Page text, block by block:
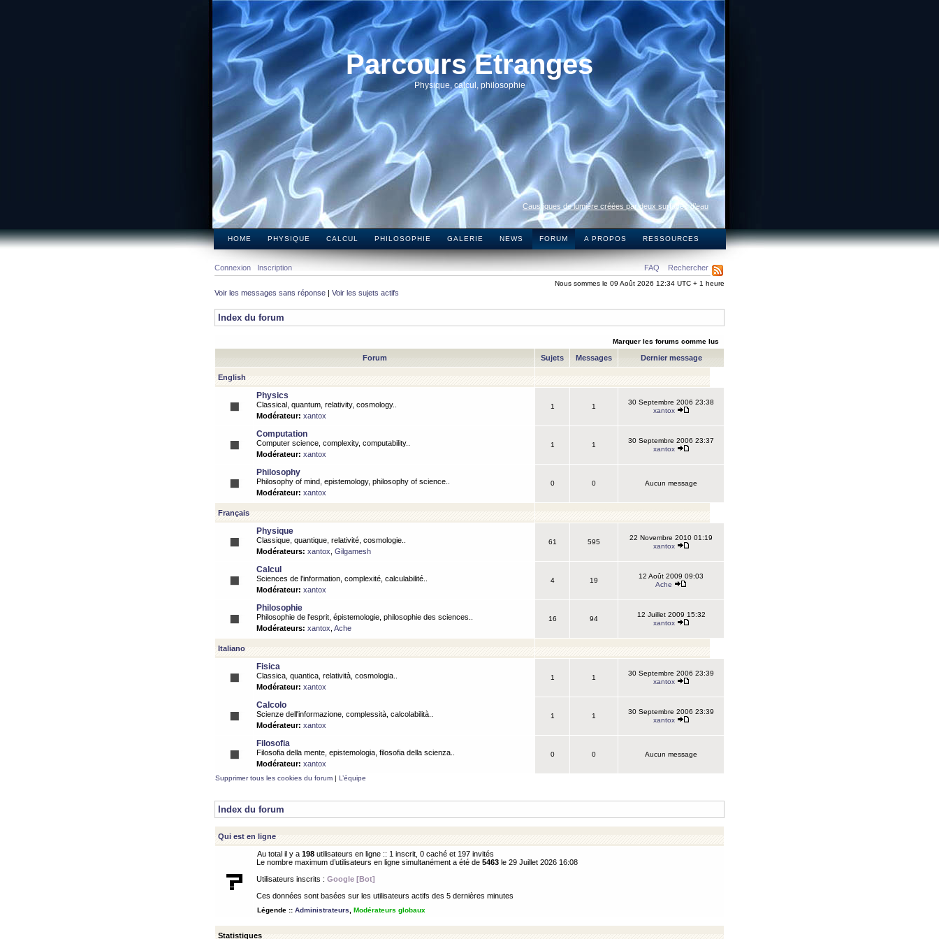
Parcours Etranges
Physique, calcul, philosophie
Caustiques de lumière créées par deux surfaces d’eau
HOME PHYSIQUE CALCUL PHILOSOPHIE GALERIE NEWS FORUM A PROPOS RESSOURCES
FAQ Rechercher
Connexion Inscription
Nous sommes le 09 Août 2026 12:34 UTC + 1 heure
Voir les messages sans réponse | Voir les sujets actifs
Index du forum
Marquer les forums comme lus
Forum Sujets Messages Dernier message
English
Physics
Classical, quantum, relativity, cosmology..
Modérateur: xantox
1 1
30 Septembre 2006 23:38
xantox
Computation
Computer science, complexity, computability..
Modérateur: xantox
1 1
30 Septembre 2006 23:37
xantox
Philosophy
Philosophy of mind, epistemology, philosophy of science..
Modérateur: xantox
0 0 Aucun message
Français
Physique
Classique, quantique, relativité, cosmologie..
Modérateurs: xantox Gilgamesh
61 595
22 Novembre 2010 01:19
xantox
Calcul
Sciences de l'information, complexité, calculabilité..
Modérateur: xantox
4 19
12 Août 2009 09:03
Ache
Philosophie
Philosophie de l'esprit, épistemologie, philosophie des sciences..
Modérateurs: xantox Ache
16 94
12 Juillet 2009 15:32
xantox
Italiano
Fisica
Classica, quantica, relatività, cosmologia..
Modérateur: xantox
1 1
30 Septembre 2006 23:39
xantox
Calcolo
Scienze dell'informazione, complessità, calcolabilità..
Modérateur: xantox
1 1
30 Septembre 2006 23:39
xantox
Filosofia
Filosofia della mente, epistemologia, filosofia della scienza..
Modérateur: xantox
0 0 Aucun message
Supprimer tous les cookies du forum | L’équipe
Index du forum
Qui est en ligne
Au total il y a 198 utilisateurs en ligne :: 1 inscrit, 0 caché et 197 invités
Le nombre maximum d’utilisateurs en ligne simultanément a été de 5463 le 29 Juillet 2026 16:08
Utilisateurs inscrits : Google [Bot]
Ces données sont basées sur les utilisateurs actifs des 5 dernières minutes
Légende :: Administrateurs Modérateurs globaux
Statistiques